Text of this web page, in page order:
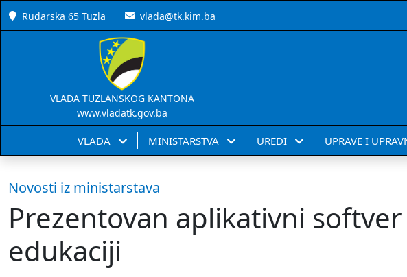
Rudarska 65 Tuzla vlada@tk.kim.ba
VLADA TUZLANSKOG KANTONA
www.vladatk.gov.ba
VLADA MINISTARSTVA UREDI UPRAVE I
Novosti iz ministarstava
Prezentovan aplikativni
edukaciji